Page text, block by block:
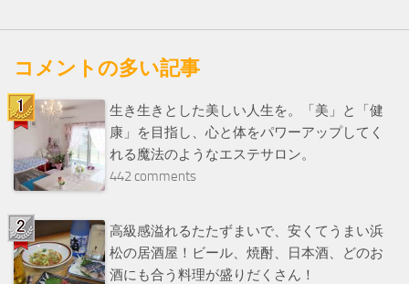
コメントの多い記事
生き生きとした美しい人生を。「美」と「健
康」を目指し、心と体をパワーアップしてく
れる魔法のようなエステサロン。
442 comments
高級感溢れるたたずまいで、安くてうまい浜
松の居酒屋！ビール、焼酎、日本酒、どのお
酒にも合う料理が盛りだくさん！